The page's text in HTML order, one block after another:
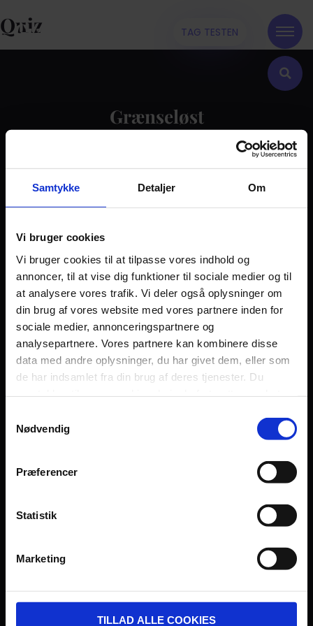
Samtykke Detaljer Om
Vi bruger cookies
Vi bruger cookies til at tilpasse vores indhold og
annoncer, til at vise dig funktioner til sociale medier og til
at analysere vores trafik. Vi deler også oplysninger om
din brug af vores website med vores partnere inden for
sociale medier, annonceringspartnere og
analysepartnere. Vores partnere kan kombinere disse
data med andre oplysninger, du har givet dem, eller som
de har indsamlet fra din brug af deres tjenester. Du
Nødvendig
Præferencer
Statistik
Marketing
TILLAD ALLE COOKIES
TAG TESTEN
Quiz
Grænseløst
Kontakt
Dilemma
Stories & Viden
Pårørende
Find støtte
Om os
Persondatapolitik
Fagområde